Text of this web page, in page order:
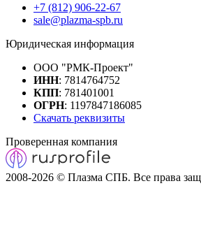
+7 (812) 906-22-67
sale@plazma-spb.ru
Юридическая информация
ООО "РМК-Проект"
ИНН: 7814764752
КПП: 781401001
ОГРН: 1197847186085
Скачать реквизиты
Проверенная компания
2008-2026 © Плазма СПБ. Все права